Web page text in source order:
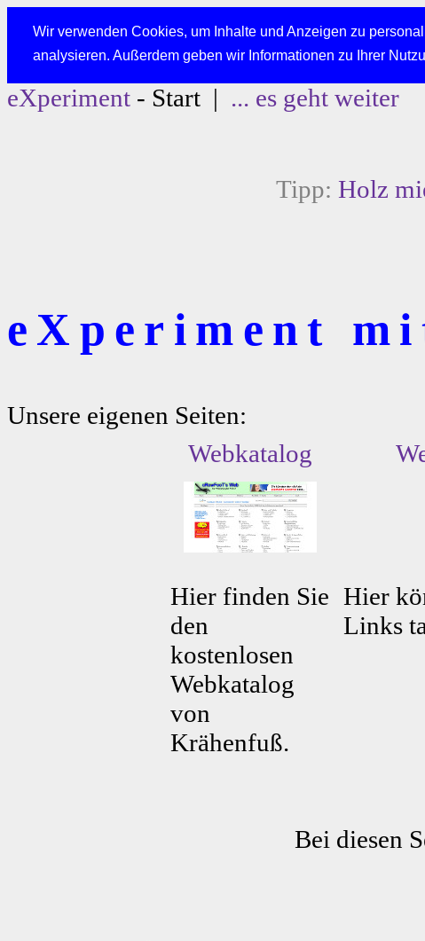
Wir verwenden Cookies, um Inhalte und Anzeigen zu
analysieren. Außerdem geben wir Informationen zu Ihrer
eXperiment - Start | ... es geht weiter
Tipp: Holz
eXperiment
Unsere eigenen Seiten:
Webkatalog
Hier finden Sie
den
kostenlosen
Webkatalog
von
Krähenfuß.
Hier
Links
Bei diesen